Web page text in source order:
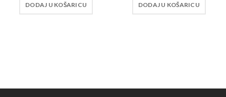
DODAJ U KOŠARICU DODAJ U KOŠARICU